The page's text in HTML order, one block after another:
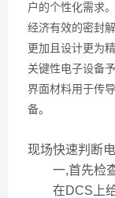
户的个性化需求
经济有效的密封
更加且设计更为
关键性电子设备
界面材料用于传
备。
现场快速判断
一,首先检查
在DCS上给